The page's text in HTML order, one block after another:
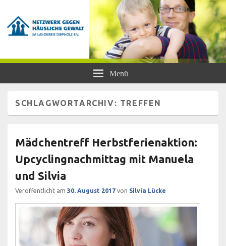
Netzwerk gegen Häusliche Gewalt
Frauen- und Kinderschutzhaus Diepholz, Beratungsstellen für Frauen und
Mädchen, BISS
Menü
SCHLAGWORTARCHIV: TREFFEN
Mädchentreff Herbstferienaktion:
Upcyclingnachmittag mit Manuela
und Silvia
Veröffentlicht am 30. August 2017 von Silvia Lücke